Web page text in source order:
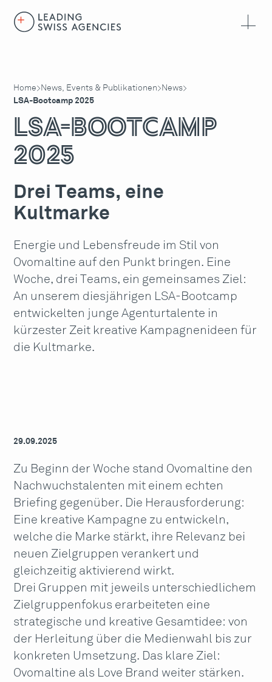
Home> News, Events & Publikationen> News>
LSA-Bootcamp 2025
LSA-Bootcamp
2025
Drei Teams, eine
Kultmarke
Energie und Lebensfreude im Stil von
Ovomaltine auf den Punkt bringen. Eine
Woche, drei Teams, ein gemeinsames Ziel:
An unserem diesjährigen LSA-Bootcamp
entwickelten junge Agenturtalente in
kürzester Zeit kreative Kampagnenideen für
die Kultmarke.
29.09.2025
Zu Beginn der Woche stand Ovomaltine den
Nachwuchstalenten mit einem echten
Briefing gegenüber. Die Herausforderung:
Eine kreative Kampagne zu entwickeln,
welche die Marke stärkt, ihre Relevanz bei
neuen Zielgruppen verankert und
gleichzeitig aktivierend wirkt.
Drei Gruppen mit jeweils unterschiedlichem
Zielgruppenfokus erarbeiteten eine
strategische und kreative Gesamtidee: von
der Herleitung über die Medienwahl bis zur
konkreten Umsetzung. Das klare Ziel:
Ovomaltine als Love Brand weiter stärken.